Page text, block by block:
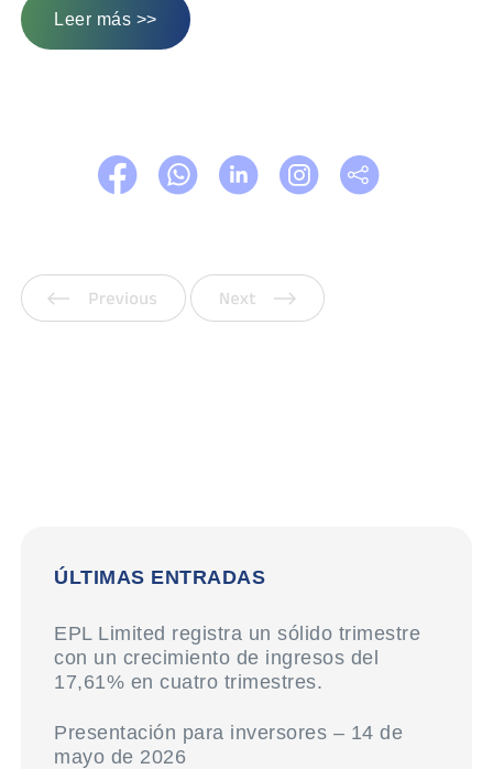
Leer más >>
Anterior
ÚLTIMAS ENTRADAS
EPL Limited registra un sólido trimestre
con un crecimiento de ingresos del
17,61% en cuatro trimestres.
Presentación para inversores – 14 de
mayo de 2026